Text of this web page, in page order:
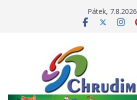
Pátek, 7.8.2026